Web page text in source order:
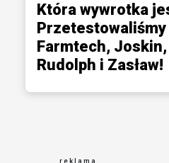
Która wywrotka
Farmtech,
Rudolph i Zasław!